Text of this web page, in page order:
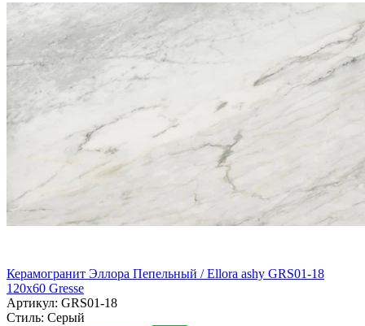
Керамогранит Эллора Пепельный / Ellora ashy GRS01-18
120х60 Gresse
Артикул: GRS01-18
Стиль: Серый